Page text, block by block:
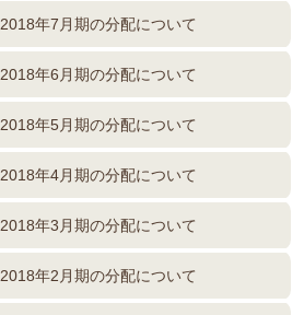
2018年7月期の分配について
2018年6月期の分配について
2018年5月期の分配について
2018年4月期の分配について
2018年3月期の分配について
2018年2月期の分配について